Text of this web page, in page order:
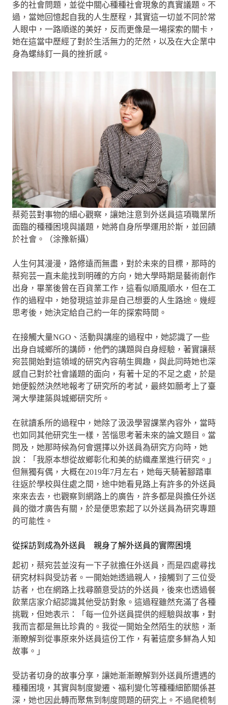
多的社會問題，並從中關心種種社會現象的真實議題。不
過，當她回憶起自我的人生歷程，其實這一切並不同於常
人眼中，一路順遂的美好，反而更像是一場探索的關卡，
她在這當中歷經了對於生活無力的茫然，以及在大企業中
身為螺絲釘一員的挫折感。
蔡菀芸對事物的細心觀察，讓她注意到外送員這項職業所
面臨的種種困境與議題，她將自身所學運用於斯，並回饋
於社會。（涂豫新攝）
人生何其漫漫，路修遠而無盡，對於未來的目標，那時的
蔡宛芸一直未能找到明確的方向，她大學時期是藝術創作
出身，畢業後曾在百貨業工作，這看似順風順水，但在工
作的過程中，她發現這並非是自己想要的人生路途。幾經
思考後，她決定給自己約一年的探索時間。
在接觸大量NGO、活動與講座的過程中，她認識了一些
出身自城鄉所的講師，他們的講題與自身經驗，著實讓蔡
宛芸開始對這領域的研究內容萌生興趣，與此同時她也深
感自己對於社會議題的面向，有著十足的不足之處，於是
她便毅然決然地報考了研究所的考試，最終如願考上了臺
灣大學建築與城鄉研究所。
在就讀系所的過程中，她除了汲汲學習課業內容外，當時
也如同其他研究生一樣，苦惱思考著未來的論文題目。當
問及，她那時候為何會選擇以外送員為研究方向時，她
說：「我原本想從故鄉彰化和美的紡織產業進行研究。」
但無獨有偶，大概在2019年7月左右，她每天騎著腳踏車
往返於學校與住處之間，途中她看見路上有許多的外送員
來來去去，也觀察到網路上的廣告，許多都是與擔任外送
員的徵才廣告有關，於是便思索起了以外送員為研究專題
的可能性。
從採訪到成為外送員 親身了解外送員的實際困境
起初，蔡宛芸並沒有一下子就擔任外送員，而是四處尋找
研究材料與受訪者。一開始她透過親人，接觸到了三位受
訪者，也在網路上找尋願意受訪的外送員，後來也透過餐
飲業店家介紹認識其他受訪對象。這過程雖然充滿了各種
挑戰，但她表示：「每一位外送員提供的經驗與故事，對
我而言都是無比珍貴的。我從一開始全然陌生的狀態，漸
漸瞭解到從事原來外送員這份工作，有著這麼多鮮為人知
故事。」
受訪者切身的故事分享，讓她漸漸瞭解到外送員所遭遇的
種種困境，其實與制度變遷、福利變化等種種細節關係甚
深，她也因此轉而聚焦到制度問題的研究上。不過爬梳制